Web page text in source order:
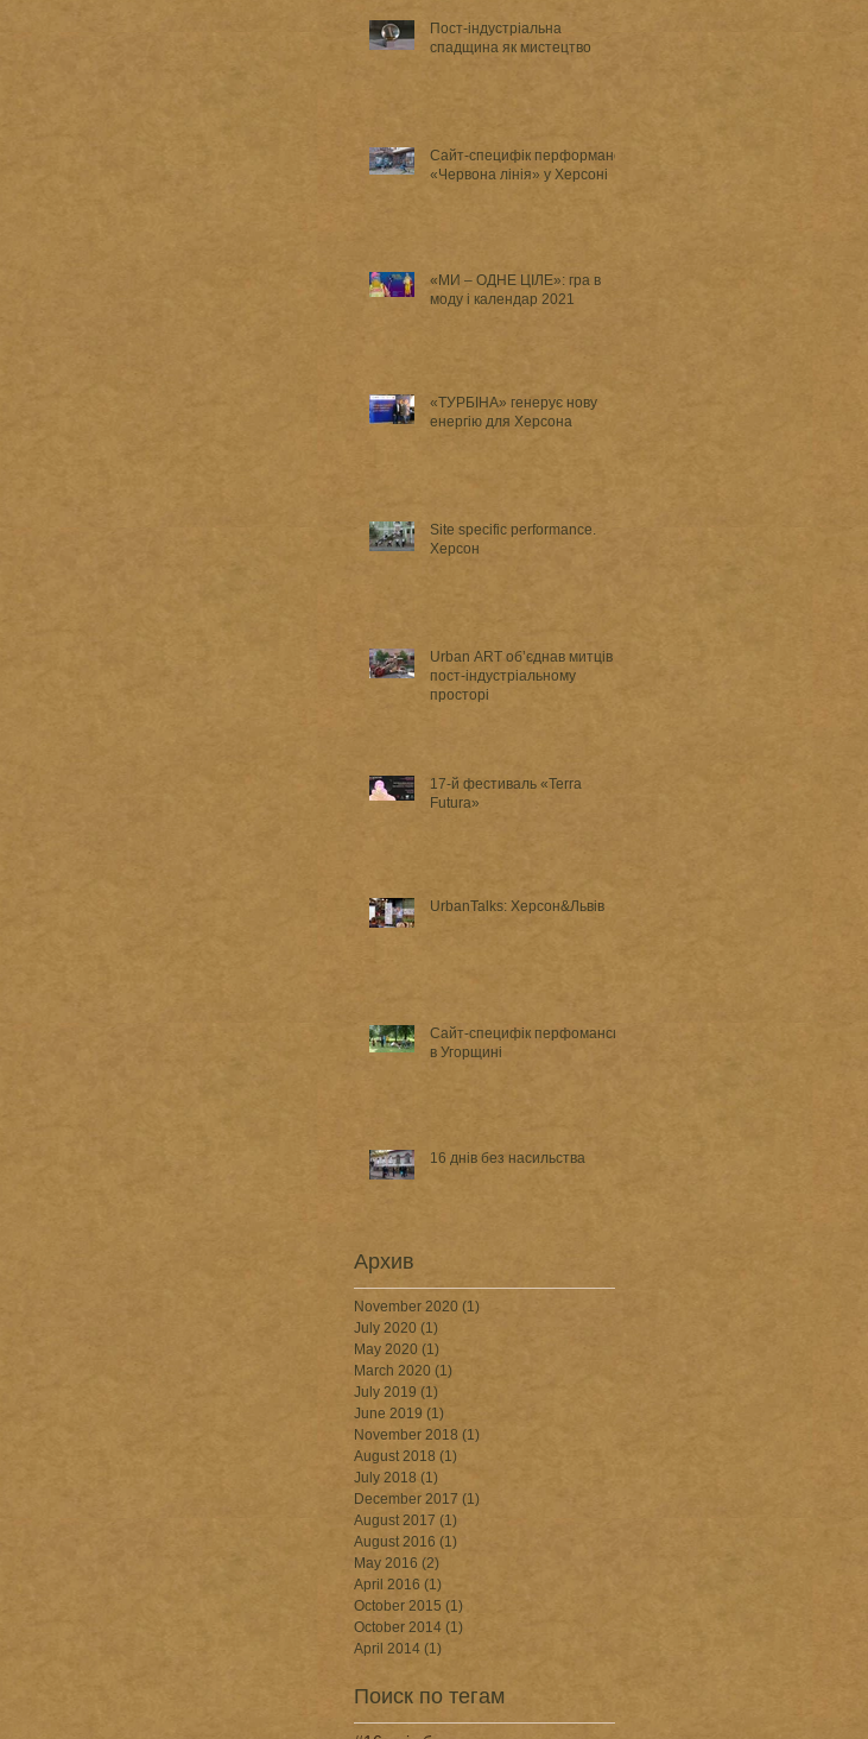
Пост-індустріальна
спадщина як мистецтво
Сайт-специфік перформанси
«Червона лінія» у Херсоні
«МИ – ОДНЕ ЦІЛЕ»: гра в
моду і календар 2021
«ТУРБІНА» генерує нову
енергію для Херсона
Site specific performance.
Херсон
Urban ART об’єднав митців у
пост-індустріальному
просторі
17-й фестиваль «Terra
Futura»
UrbanTalks: Херсон&Львів
Сайт-специфік перфоманси
в Угорщині
16 днів без насильства
Архив
November 2020 (1)
July 2020 (1)
May 2020 (1)
March 2020 (1)
July 2019 (1)
June 2019 (1)
November 2018 (1)
August 2018 (1)
July 2018 (1)
December 2017 (1)
August 2017 (1)
August 2016 (1)
May 2016 (2)
April 2016 (1)
October 2015 (1)
October 2014 (1)
April 2014 (1)
Поиск по тегам